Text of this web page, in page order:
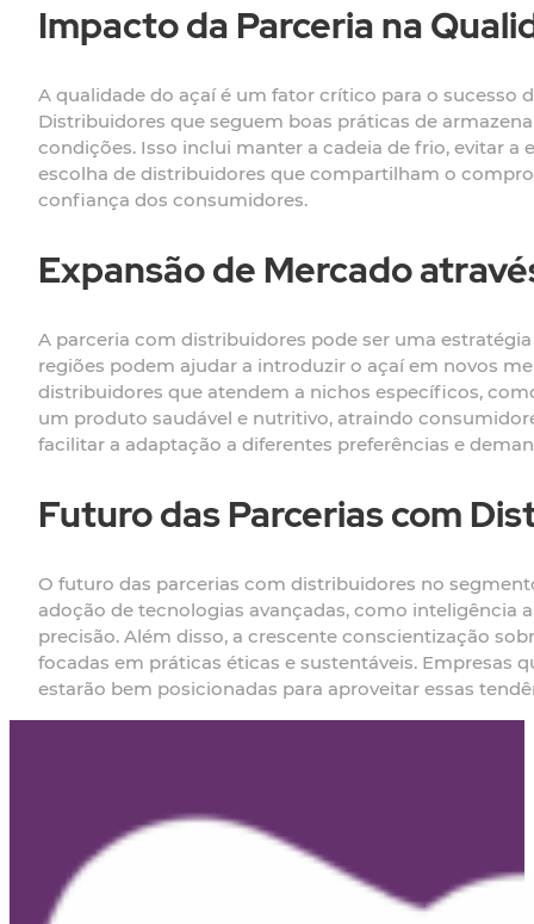
Impacto da Parceria na
A qualidade do açaí é um fator crítico para o sucesso
Distribuidores que seguem boas práticas de
condições. Isso inclui manter a cadeia de frio, evitar
escolha de distribuidores que compartilham o
confiança dos consumidores.
Expansão de Mercado
A parceria com distribuidores pode ser uma
regiões podem ajudar a introduzir o açaí em novos
distribuidores que atendem a nichos específicos,
um produto saudável e nutritivo, atraindo
facilitar a adaptação a diferentes preferências e
Futuro das Parcerias com
O futuro das parcerias com distribuidores no
adoção de tecnologias avançadas, como inteligência
precisão. Além disso, a crescente conscientização
focadas em práticas éticas e sustentáveis.
estarão bem posicionadas para aproveitar essas